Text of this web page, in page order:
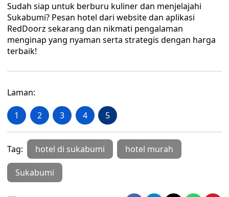
Sudah siap untuk berburu kuliner dan menjelajahi
Sukabumi? Pesan hotel dari website dan aplikasi
RedDoorz sekarang dan nikmati pengalaman
menginap yang nyaman serta strategis dengan harga
terbaik!
Laman:
1 2 3 4 5
Tag: hotel di sukabumi hotel murah
Sukabumi